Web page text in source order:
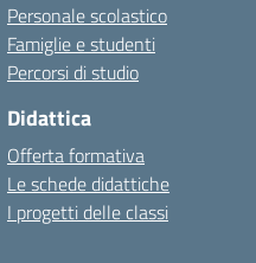
Personale scolastico
Famiglie e studenti
Percorsi di studio
Didattica
Offerta formativa
Le schede didattiche
I progetti delle classi